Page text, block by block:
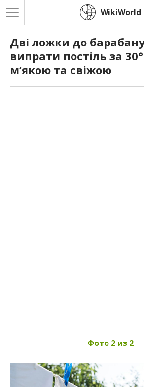
WikiWorld
Дві ложки до
випрати постіль за 30°
м’якою та свіжою
Фото 2 из 2